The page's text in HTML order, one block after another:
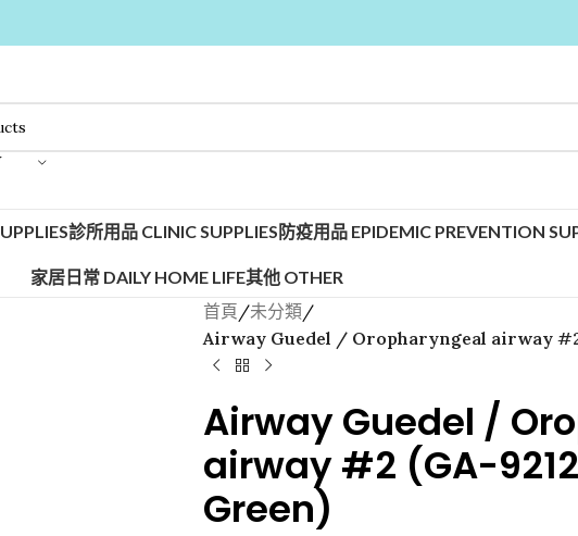
診所用品 CLINIC SUPPLIES防疫用品 EPIDEMIC PREVENTION
家居日常 DAILY HOME LIFE其他 OTHER
首頁/未分類/
Airway Guedel / Oropharyngeal airway #2
Airway Guedel /
airway #2 (GA-
Green)